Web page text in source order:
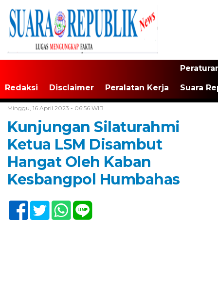
Redaksi Disclaimer Peralatan Kerja Suara
Minggu, 16 April 2023 - 06:56 WIB
Kunjungan Silaturahmi
Ketua LSM Disambut
Hangat Oleh Kaban
Kesbangpol Humbahas